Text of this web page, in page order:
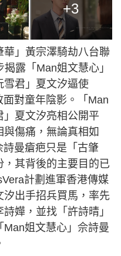
+3
華」黃宗澤騎劫八台聯
露「Man姐文慧心」
雪君」夏文汐逼使
面對童年陰影。「Man
夏文汐亮相公開平
傷痛，無論真相如
曼瘡疤只是「古肇
其背後的主要目的已
計劃進軍香港傳媒
出手招兵買馬，率先
嬅，並找「許詩晴」
姐文慧心」佘詩曼